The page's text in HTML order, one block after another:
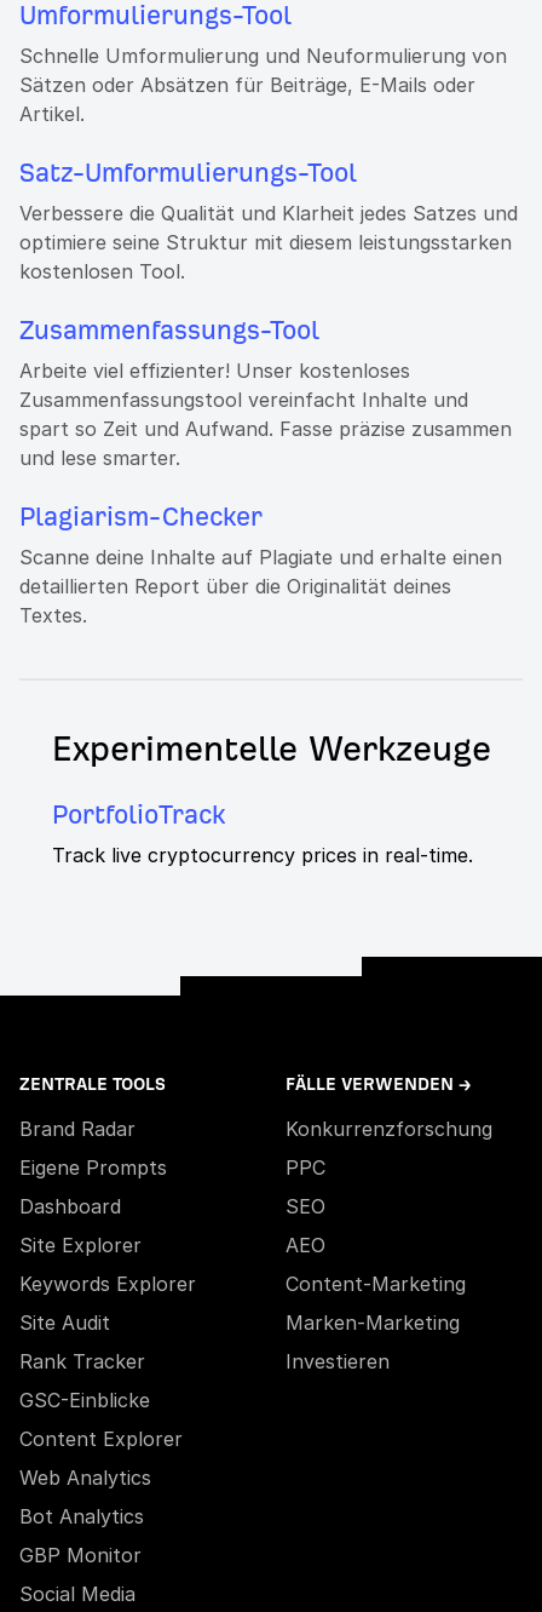
Umformulierungs-Tool
Schnelle Umformulierung und Neuformulierung von
Sätzen oder Absätzen für Beiträge, E-Mails oder
Artikel.
Satz-Umformulierungs-Tool
Verbessere die Qualität und Klarheit jedes Satzes und
optimiere seine Struktur mit diesem leistungsstarken
kostenlosen Tool.
Zusammenfassungs-Tool
Arbeite viel effizienter! Unser kostenloses
Zusammenfassungstool vereinfacht Inhalte und
spart so Zeit und Aufwand. Fasse präzise zusammen
und lese smarter.
Plagiarism-Checker
Scanne deine Inhalte auf Plagiate und erhalte einen
detaillierten Report über die Originalität deines
Textes.
Experimentelle Werkzeuge
PortfolioTrack
Track live cryptocurrency prices in real-time.
ZENTRALE TOOLS
Brand Radar
Eigene Prompts
Dashboard
Site Explorer
Keywords Explorer
Site Audit
Rank Tracker
GSC-Einblicke
Content Explorer
Web Analytics
Bot Analytics
GBP Monitor
Social Media
FÄLLE VERWENDEN →
Konkurrenzforschung
PPC
SEO
AEO
Content-Marketing
Marken-Marketing
Investieren